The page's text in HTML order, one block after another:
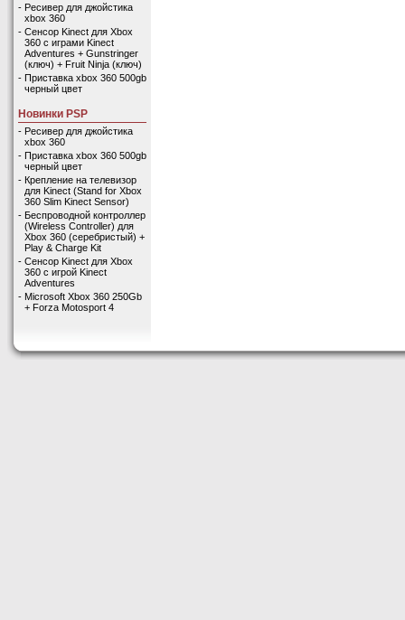
- Ресивер для джойстика
xbox 360
- Сенсор Kinect для Xbox
360 с играми Kinect
Adventures + Gunstringer
(ключ) + Fruit Ninja (ключ)
- Приставка xbox 360 500gb
черный цвет
Новинки PSP
- Ресивер для джойстика
xbox 360
- Приставка xbox 360 500gb
черный цвет
- Крепление на телевизор
для Kinect (Stand for Xbox
360 Slim Kinect Sensor)
- Беспроводной контроллер
(Wireless Controller) для
Xbox 360 (серебристый) +
Play & Charge Kit
- Сенсор Kinect для Xbox
360 с игрой Kinect
Adventures
- Microsoft Xbox 360 250Gb
+ Forza Motosport 4